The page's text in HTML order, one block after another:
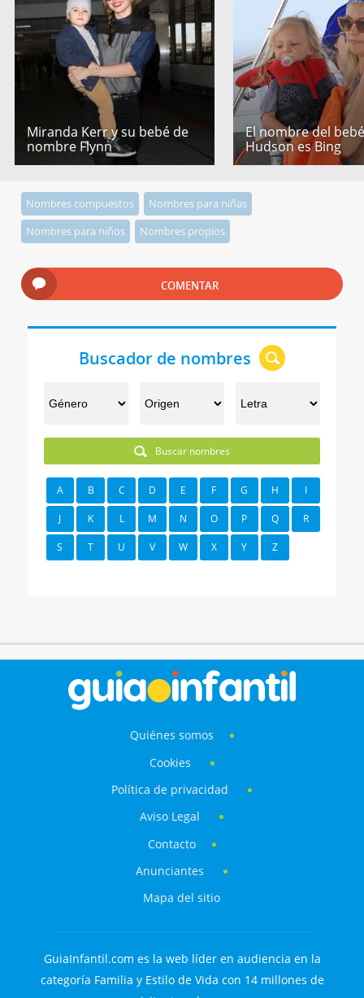
Miranda Kerr y su bebé de
nombre Flynn
El nombre del
Hudson es Bing
Nombres compuestos
Nombres para niñas
Nombres para niños
Nombres propios
COMENTAR
Buscador de nombres
Buscar nombres
A B C D E F G H I
J K L M N O P Q R
S T U V W X Y Z
Quiénes somos
Cookies
Política de privacidad
Aviso Legal
Contacto
Anunciantes
Mapa del sitio
GuiaInfantil.com es la web líder en audiencia en la
categoría Familia y Estilo de Vida con 14 millones de